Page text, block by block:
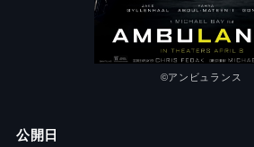
©︎アンビュランス
公開日